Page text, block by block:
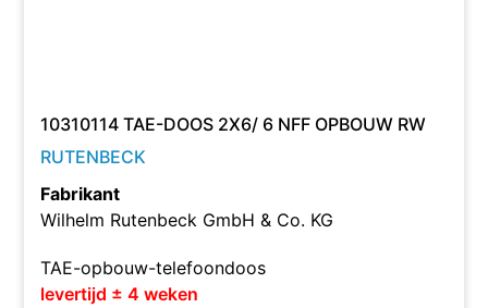
10310114 TAE-DOOS 2X6/ 6 NFF OPBOUW RW
RUTENBECK
Fabrikant
Wilhelm Rutenbeck GmbH & Co. KG
TAE-opbouw-telefoondoos
levertijd ± 4 weken